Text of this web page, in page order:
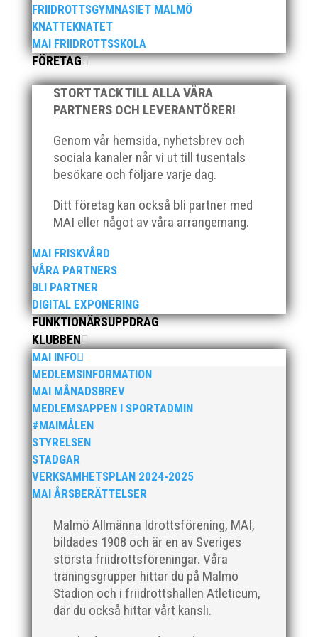
FRIIDROTTSGYMNASIET MALMÖ
KNATTEKNATET
MAI FRIIDROTTSSKOLA
FÖRETAG
STORT TACK TILL ALLA VÅRA
PARTNERS OCH LEVERANTÖRER!
Genom vår hemsida, nyhetsbrev och
sociala kanaler når vi ut till tusentals
besökare och följare varje dag.
Ditt företag kan också bli partner med
MAI eller något av våra arrangemang.
MAI FRISKVÅRD
VÅRA PARTNERS
BLI PARTNER
DIGITAL EXPONERING
FUNKTIONÄRSUPPDRAG
KLUBBEN
MAI INFO
MEDLEMSINFORMATION
MAI MÅNADSBREV
MEDLEMSAPPEN I SPORTADMIN
#MAIMÅLEN
STYRELSEN
STADGAR
VERKSAMHETSPLAN 2024-2025
MAI ÅRSBERÄTTELSER
Malmö Allmänna Idrottsförening, MAI,
bildades 1908 och är en av Sveriges
största friidrottsföreningar. Våra
träningsgrupper hittar du på Malmö
Stadion och i friidrottshallen Atleticum,
där du också hittar vårt kansli.
Bilder från denna del hittar ni i länken nedan.
Stort tack till Bengt Bendéus som möjliggjorde
och generöst finansierade denna del av
kvällen. Fler bilder från MAI:s Årsmöte...
2025 innebar något av ett internationellt
Petersson. Året gav svenskt rekord, EM-silver
inomhus, dessutom sexa på VM inomhus och
elva på VM ute i somras. Och en stark tro på
framtiden efter några motiga år när inte så
mycket hänt...
När Friidrottssverige samlades för fest gick en
av utmärkelserna till MAI och Kalvinknatet –
Lasses skötebarn i alla år. MAI-delegationen
fick ta emot priset ”Årets pulshöjare”, och
bland annat fanns ordförande Fredrik Wennolf
på plats för att ta emot hyllningarna. –...